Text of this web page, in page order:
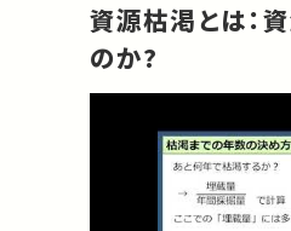
資源枯渇とは：
のか?